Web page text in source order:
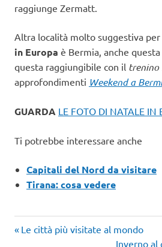
raggiunge Zermatt.
Altra località molto suggestiva
in Europa è Bermia, anche
questa raggiungibile con il trenino
approfondimenti Weekend a
GUARDA LE FOTO DI NATALE IN
Ti potrebbe interessare anche
Capitali del Nord da visitare
Tirana: cosa vedere
Navigazione
Articolo
Le città più visitate al mondo
Articolo
Inverno al